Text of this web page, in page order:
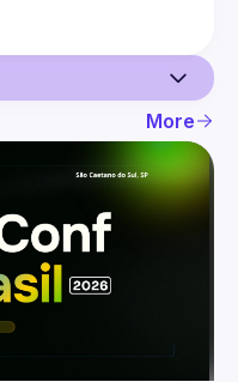
More